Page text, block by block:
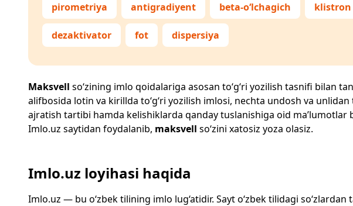
pirometriya antigradiyent beta-o‘lchagich klistron
dezaktivator fot dispersiya
Maksvell so‘zining imlo qoidalariga asosan to‘g‘ri yozilish tasnifi bilan
alifbosida lotin va kirillda to‘g‘ri yozilish imlosi, nechta undosh va unlidan
ajratish tartibi hamda kelishiklarda qanday tuslanishiga oid ma’lumotlar
Imlo.uz saytidan foydalanib, maksvell so‘zini xatosiz yoza olasiz.
Imlo.uz loyihasi haqida
Imlo.uz — bu o‘zbek tilining imlo lug‘atidir. Sayt o‘zbek tilidagi